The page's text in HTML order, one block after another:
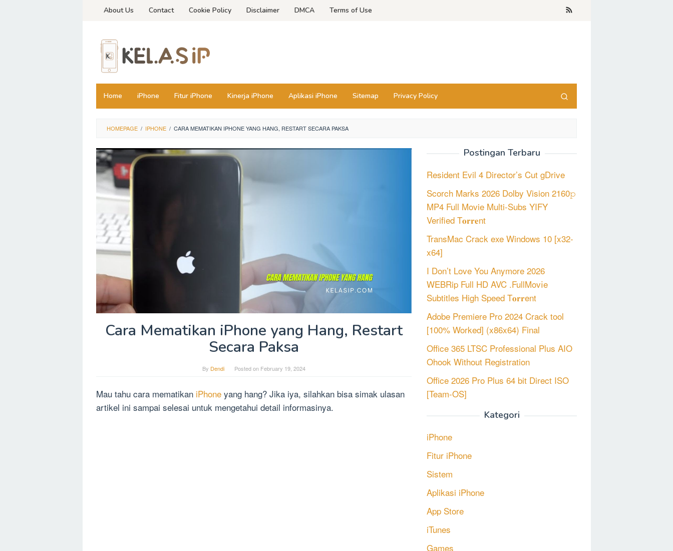
About Us Contact Cookie Policy Disclaimer DMCA Terms of Use
Home iPhone Fitur iPhone Kinerja iPhone Aplikasi iPhone Sitemap Privacy Policy
HOMEPAGE / IPHONE / CARA MEMATIKAN IPHONE YANG HANG, RESTART SECARA PAKSA
Cara Mematikan iPhone yang Hang, Restart
Secara Paksa
By Dendi Posted on February 19, 2024
Mau tahu cara mematikan iPhone yang hang? Jika iya, silahkan bisa simak ulasan
artikel ini sampai selesai untuk mengetahui detail informasinya.
Postingan Terbaru
Resident Evil 4 Director’s Cut gDrive
Scorch Marks 2026 Dolby Vision 2160𝚙
MP4 Full Movie Multi-Subs YIFY
Verified T𝐨𝐫𝐫𝐞nt
TransMac Crack exe Windows 10 [x32-
x64]
I Don’t Love You Anymore 2026
WEBRip Full HD AVC .FullMov𝗂e
Subtitles High Speed T𝐨𝐫𝐫ent
Adobe Premiere Pro 2024 Crack tool
[100% Worked] (x86x64) Final
Office 365 LTSC Professional Plus AIO
Ohook Without Registration
Office 2026 Pro Plus 64 bit Direct ISO
[Team-OS]
Kategori
iPhone
Fitur iPhone
Sistem
Aplikasi iPhone
App Store
iTunes
Games